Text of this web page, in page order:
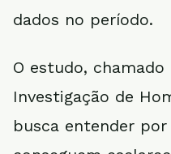
dados no período.
O estudo,
Investigação de
busca entender